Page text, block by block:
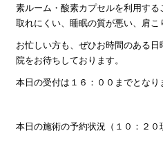
素ルーム・酸素カプセルを利用す
取れにくい、睡眠の質が悪い、肩こ
お忙しい方も、ぜひお時間のある
院をお待ちしております。
本日の受付は１６：００までとなり
本日の施術の予約状況（１０：２０